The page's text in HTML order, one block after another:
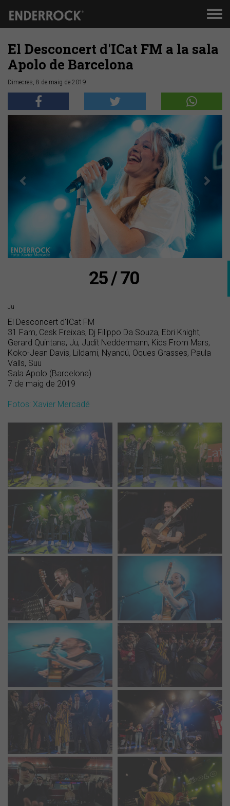
El Desconcert d'ICat FM a la sala
Apolo de Barcelona
Dimecres, 8 de maig de 2019
Anterior
25 / 70
Ju
El Desconcert d'ICat FM
31 Fam, Cesk Freixas, Dj Filippo Da Souza, Ebri Knight,
Gerard Quintana, Ju, Judit Neddermann, Kids From Mars,
Koko-Jean Davis, Lildami, Nyandú, Oques Grasses, Paula
Valls, Suu
Sala Apolo (Barcelona)
7 de maig de 2019
Fotos: Xavier Mercadé